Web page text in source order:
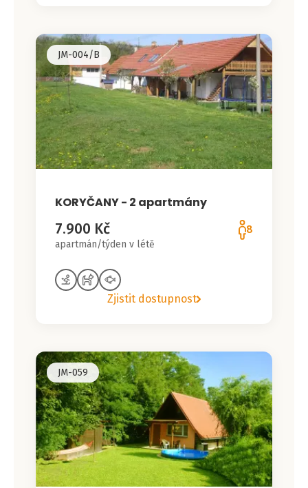
JM-004/B
KORYČANY - 2 apartmány
7.900 Kč
apartmán/týden v létě
8
Zjistit dostupnost
JM-059